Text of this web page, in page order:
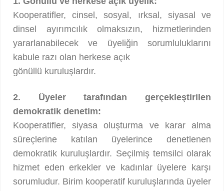
Kooperatifler, cinsel, sosyal, ırksal, siyasal ve
dinsel ayırımcılık olmaksızın, hizmetlerinden
yararlanabilecek ve üyeliğin sorumluluklarını
kabule razı olan herkese açık
gönüllü kuruluşlardır.
2. Üyeler tarafından gerçekleştirilen
demokratik denetim:
Kooperatifler, siyasa oluşturma ve karar alma
süreçlerine katılan üyelerince denetlenen
demokratik kuruluşlardır. Seçilmiş temsilci olarak
hizmet eden erkekler ve kadınlar üyelere karşı
sorumludur. Birim kooperatif kuruluşlarında üyeler